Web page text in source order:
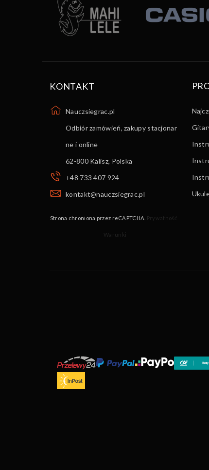
KONTAKT
Nauczsiegrac.pl
Odbiór zamówień, zakupy stacjonar
ne i online
62-800 Kalisz, Polska
+48 733 407 924
kontakt@nauczsiegrac.pl
Strona chroniona przez reCAPTCHA. Prywatność
- Warunki